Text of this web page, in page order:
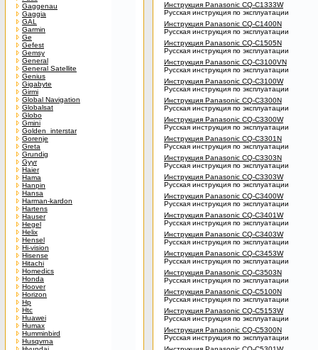
Gaggenau
Gaggia
GAL
Garmin
Ge
Gefest
Gemsy
General
General Satellite
Genius
Gigabyte
Girmi
Global Navigation
Globalsat
Globo
Gmini
Golden_interstar
Gorenje
Greta
Grundig
Gyyr
Haier
Hama
Hanpin
Hansa
Harman-kardon
Hartens
Hauser
Hegel
Helix
Hensel
Hi-vision
Hisense
Hitachi
Homedics
Honda
Hoover
Horizon
Hp
Htc
Huawei
Humax
Humminbird
Husqvrna
Инструкция Panasonic CQ-C1333W
Русская инструкция по эксплуатации
Инструкция Panasonic CQ-C1400N
Русская инструкция по эксплуатации
Инструкция Panasonic CQ-C1505N
Русская инструкция по эксплуатации
Инструкция Panasonic CQ-C3100VN
Русская инструкция по эксплуатации
Инструкция Panasonic CQ-C3100W
Русская инструкция по эксплуатации
Инструкция Panasonic CQ-C3300N
Русская инструкция по эксплуатации
Инструкция Panasonic CQ-C3300W
Русская инструкция по эксплуатации
Инструкция Panasonic CQ-C3301N
Русская инструкция по эксплуатации
Инструкция Panasonic CQ-C3303N
Русская инструкция по эксплуатации
Инструкция Panasonic CQ-C3303W
Русская инструкция по эксплуатации
Инструкция Panasonic CQ-C3400W
Русская инструкция по эксплуатации
Инструкция Panasonic CQ-C3401W
Русская инструкция по эксплуатации
Инструкция Panasonic CQ-C3403W
Русская инструкция по эксплуатации
Инструкция Panasonic CQ-C3453W
Русская инструкция по эксплуатации
Инструкция Panasonic CQ-C3503N
Русская инструкция по эксплуатации
Инструкция Panasonic CQ-C5100N
Русская инструкция по эксплуатации
Инструкция Panasonic CQ-C5153W
Русская инструкция по эксплуатации
Инструкция Panasonic CQ-C5300N
Русская инструкция по эксплуатации